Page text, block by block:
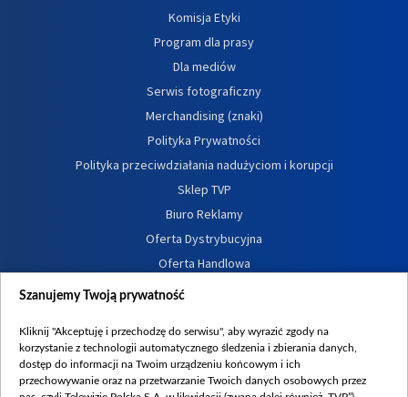
Komisja Etyki
Program dla prasy
Dla mediów
Serwis fotograficzny
Merchandising (znaki)
Polityka Prywatności
Polityka przeciwdziałania nadużyciom i korupcji
Sklep TVP
Biuro Reklamy
Oferta Dystrybucyjna
Oferta Handlowa
Dostępność
Procedura zgłoszeń wewnętrznych
Szanujemy Twoją prywatność
Kliknij "Akceptuję i przechodzę do serwisu", aby wyrazić zgody na
korzystanie z technologii automatycznego śledzenia i zbierania danych,
dostęp do informacji na Twoim urządzeniu końcowym i ich
przechowywanie oraz na przetwarzanie Twoich danych osobowych przez